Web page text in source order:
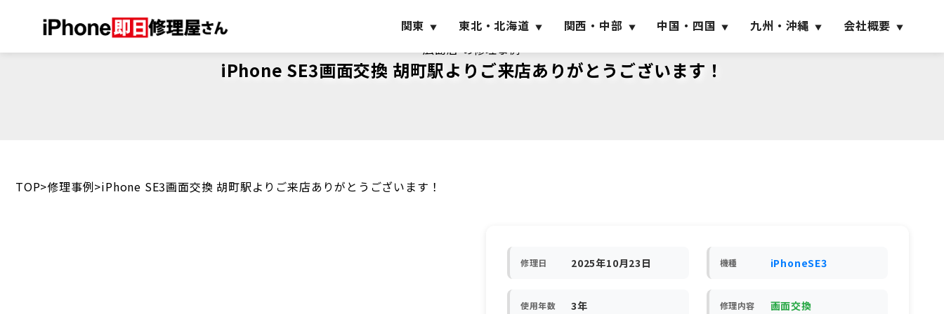
関東 東北・北海道 関西・中部 中国・四国 九州・沖縄
会社概要
広島店 の修理事例
iPhone SE3画面交換 胡町駅よりご来店ありがとうございます！
TOP 修理事例 iPhone SE3画面交換 胡町駅よりご来店ありがとうございます！
修理日 2025年10月23日 機種 iPhoneSE3
使用年数 3年 修理内容 画面交換